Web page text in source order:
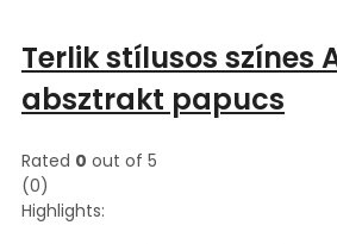
Terlik stílusos színes
absztrakt papucs
Rated 0 out of 5
(0)
Highlights: